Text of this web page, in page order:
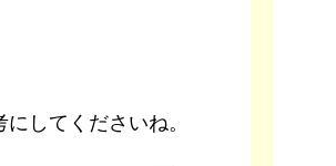
してくださいね。